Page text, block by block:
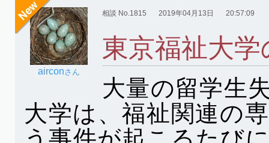
airconさん
相談 No.1815 2019年04月13日 20:57:09
東京福祉大学
大量の留学生
大学は、福祉関連の